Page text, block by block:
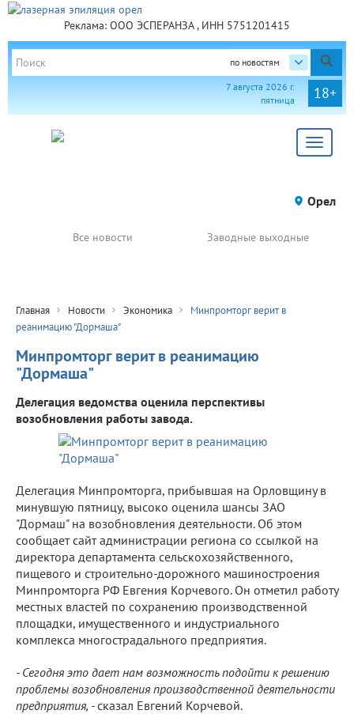
Реклама: ООО ЭСПЕРАНЗА , ИНН 5751201415
по новостям
18+
7 августа 2026 г.
пятница
Toggle
Орел
Все новости Заводные выходные
Главная Новости Экономика
Минпромторг верит в
реанимацию "Дормаша"
Минпромторг верит в реанимацию
"Дормаша"
Делегация ведомства оценила перспективы
возобновления работы завода.
Делегация Минпромторга, прибывшая на Орловщину в
минувшую пятницу, высоко оценила шансы ЗАО
"Дормаш" на возобновления деятельности. Об этом
сообщает сайт администрации региона со ссылкой на
директора департамента сельскохозяйственного,
пищевого и строительно-дорожного машиностроения
Минпромторга РФ Евгения Корчевого. Он отметил работу
местных властей по сохранению производственной
площадки, имущественного и индустриального
комплекса многострадального предприятия.
- Сегодня это дает нам возможность подойти к решению
проблемы возобновления производственной деятельности
предприятия, -сказал Евгений Корчевой.